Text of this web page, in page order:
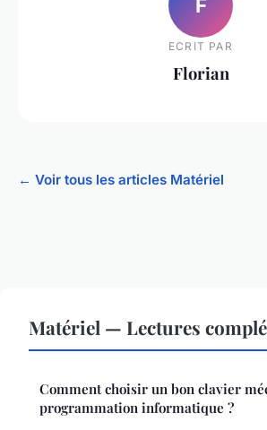
F
ECRIT PAR
Florian
← Voir tous les articles Matériel
Matériel — Lectures
Comment choisir un bon clavier
programmation informatique ?